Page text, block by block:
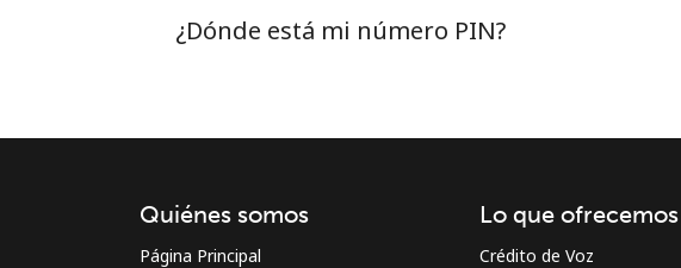
¿Dónde está mi número PIN?
Quiénes somos
Página Principal
Lo que ofrecemos
Crédito de Voz